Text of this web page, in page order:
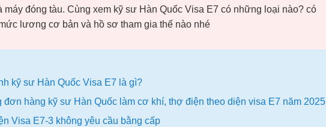
máy đóng tàu. Cùng xem kỹ sư Hàn Quốc Visa E7 có những loại nào? có
lương cơ bản và hồ sơ tham gia thế nào nhé
kỹ sư Hàn Quốc Visa E7 là gì?
đơn hàng kỹ sư Hàn Quốc làm cơ khí, thợ điện theo diện visa E7 năm 2025
Visa E7-3 không yêu cầu bằng cấp